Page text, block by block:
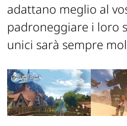
adattano meglio al
padroneggiare i loro
unici sarà sempre